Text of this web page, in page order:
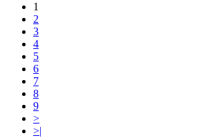
1
2
3
4
5
6
7
8
9
>
>|